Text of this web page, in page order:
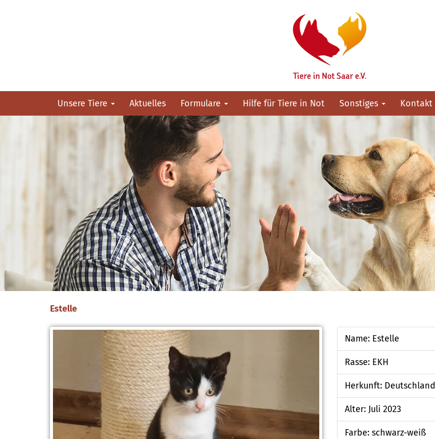
Unsere Tiere Aktuelles Formulare Hilfe für Tiere in Not Sonstiges Kontakt
Estelle
Name: Estelle
Rasse: EKH
Herkunft: Deutschland
Alter: Juli 2023
Farbe: schwarz-weiß